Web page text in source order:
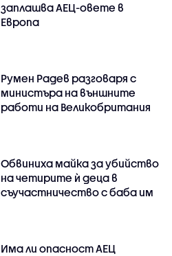
заплашва АЕЦ-овете в
Европа
Румен Радев разговаря с
министъра на външните
работи на Великобритания
Обвиниха майка за убийство
на четирите ѝ деца в
съучастничество с баба им
Има ли опасност АЕЦ